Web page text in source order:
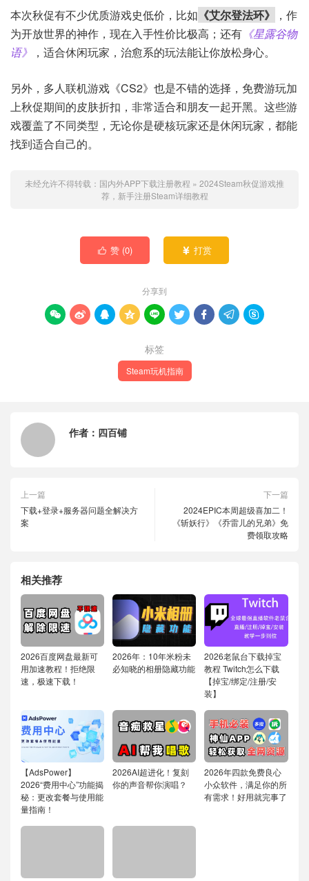
本次秋促有不少优质游戏史低价，比如 《艾尔登法环》
，作
为开放世界的神作，现在入手性价比极高；还有 《星露谷物
语》
，适合休闲玩家，治愈系的玩法能让你放松身心。
另外，多人联机游戏《CS2》也是不错的选择，免费游玩加
上秋促期间的皮肤折扣，非常适合和朋友一起开黑。这些游
戏覆盖了不同类型，无论你是硬核玩家还是休闲玩家，都能
找到适合自己的。
未经允许不得转载： 国内外APP下载注册教程 » 2024Steam秋促游戏推
荐，新手注册Steam详细教程
 赞 (0)  打赏
分享到
        
标签
Steam玩机指南
作者： 四百铺
上一篇
下载+登录+服务器问题全解决方
案
下一篇
2024EPIC本周超级喜加二！
《斩妖行》《乔雷儿的兄弟》免
费领取攻略
相关推荐
2026百度网盘最新可
用加速教程！拒绝限
速，极速下载！
2026年：10年米粉未
必知晓的相册隐藏功能
2026老鼠台下载掉宝
教程 Twitch怎么下载
【掉宝/绑定/注册/安
装】
【AdsPower】
2026“费用中心”功能揭
秘：更改套餐与使用能
量指南！
2026AI超进化！复刻
你的声音帮你演唱？
2026年四款免费良心
小众软件，满足你的所
有需求！好用就完事了